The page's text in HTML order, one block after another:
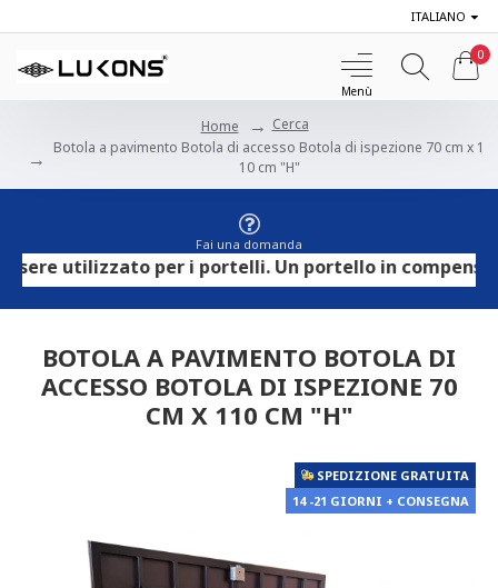
ITALIANO
0
Home
Cerca
Botola a pavimento Botola di accesso Botola di ispezione 70 cm x 1
10 cm "H"
Fai una domanda
utilizzato per i portelli. Un portello in compensato
BOTOLA A PAVIMENTO BOTOLA DI
ACCESSO BOTOLA DI ISPEZIONE 70
CM X 110 CM "H"
SPEDIZIONE GRATUITA
14 -21 GIORNI + CONSEGNA